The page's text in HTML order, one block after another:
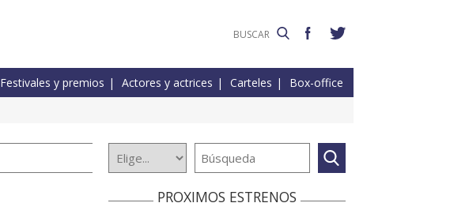
Festivales y premios Actores y actrices Carteles Box-office
PROXIMOS ESTRENOS